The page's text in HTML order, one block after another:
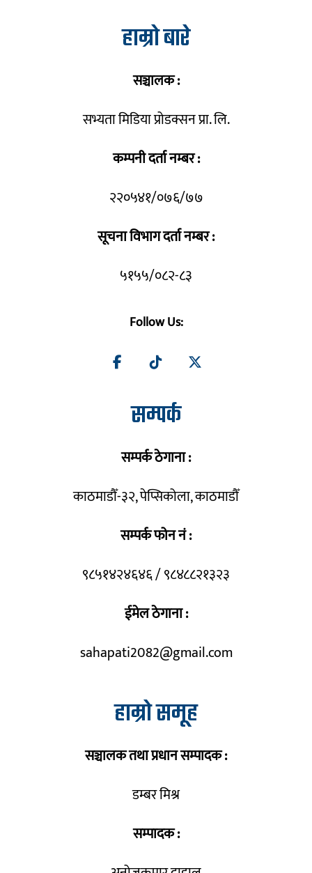
हाम्रो बारे
सञ्चालक :
सभ्यता मिडिया प्रोडक्सन प्रा. लि.
कम्पनी दर्ता नम्बर :
२२०५४१/०७६/७७
सूचना विभाग दर्ता नम्बर :
५१५५/०८२-८३
Follow Us:
सम्पर्क
सम्पर्क ठेगाना :
काठमाडौँ-३२, पेप्सिकोला, काठमाडौँ
सम्पर्क फोन नं :
९८५१४२४६४६ / ९८४८८२१३२३
ईमेल ठेगाना :
sahapati2082@gmail.com
हाम्रो समूह
सञ्चालक तथा प्रधान सम्पादक :
डम्बर मिश्र
सम्पादक :